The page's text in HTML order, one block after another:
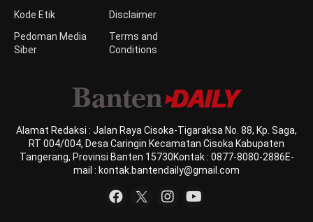
Kode Etik
Pedoman Media
Siber
Disclaimer
Terms and
Conditions
Alamat Redaksi : Jalan Raya Cisoka-Tigaraksa No. 88, Kp. Saga,
RT 004/004, Desa Caringin Kecamatan Cisoka Kabupaten
Tangerang, Provinsi Banten 15730Kontak : 0877-8080-2886E-
mail : kontak.bantendaily@gmail.com